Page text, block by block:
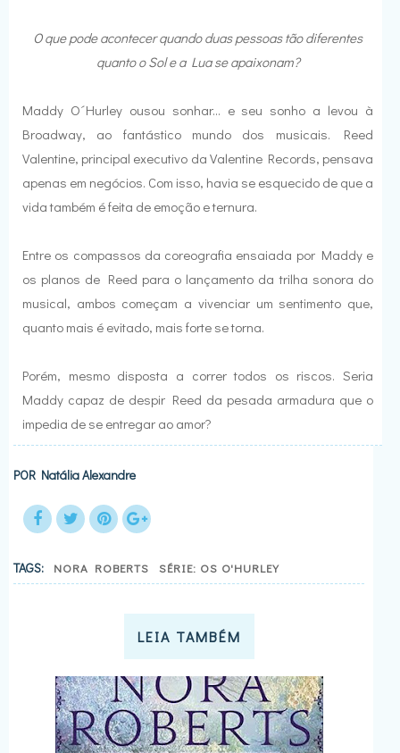
O que pode acontecer quando duas pessoas tão diferentes
quanto o Sol e a Lua se apaixonam?
Maddy O´Hurley ousou sonhar... e seu sonho a levou à
Broadway, ao fantástico mundo dos musicais. Reed
Valentine, principal executivo da Valentine Records, pensava
apenas em negócios. Com isso, havia se esquecido de que a
vida também é feita de emoção e ternura.
Entre os compassos da coreografia ensaiada por Maddy e
os planos de Reed para o lançamento da trilha sonora do
musical, ambos começam a vivenciar um sentimento que,
quanto mais é evitado, mais forte se torna.
Porém, mesmo disposta a correr todos os riscos. Seria
Maddy capaz de despir Reed da pesada armadura que o
impedia de se entregar ao amor?
POR Natália Alexandre
TAGS: NORA ROBERTS SÉRIE: OS O'HURLEY
LEIA TAMBÉM